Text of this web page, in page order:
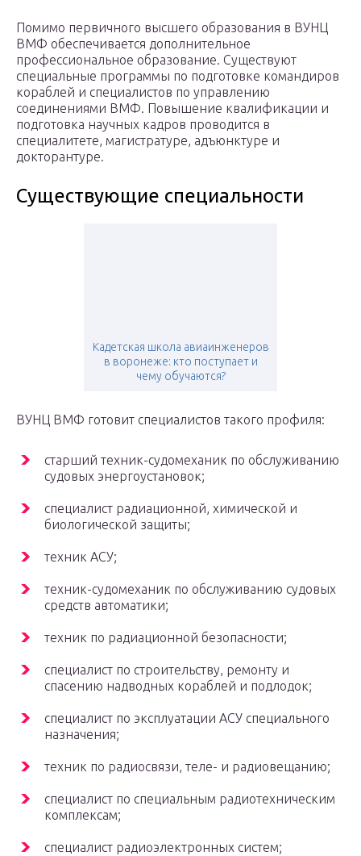
Помимо первичного высшего образования в ВУНЦ
ВМФ обеспечивается дополнительное
профессиональное образование. Существуют
специальные программы по подготовке командиров
кораблей и специалистов по управлению
соединениями ВМФ. Повышение квалификации и
подготовка научных кадров проводится в
специалитете, магистратуре, адъюнктуре и
докторантуре.
Существующие специальности
Кадетская школа авиаинженеров
в воронеже: кто поступает и
чему обучаются?
ВУНЦ ВМФ готовит специалистов такого профиля:
старший техник-судомеханик по обслуживанию
судовых энергоустановок;
специалист радиационной, химической и
биологической защиты;
техник АСУ;
техник-судомеханик по обслуживанию судовых
средств автоматики;
техник по радиационной безопасности;
специалист по строительству, ремонту и
спасению надводных кораблей и подлодок;
специалист по эксплуатации АСУ специального
назначения;
техник по радиосвязи, теле- и радиовещанию;
специалист по специальным радиотехническим
комплексам;
специалист радиоэлектронных систем;